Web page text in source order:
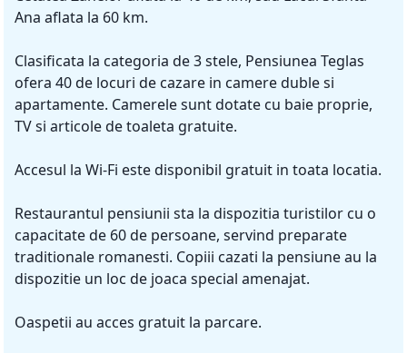
Ana aflata la 60 km.
Clasificata la categoria de 3 stele, Pensiunea Teglas
ofera 40 de locuri de cazare in camere duble si
apartamente. Camerele sunt dotate cu baie proprie,
TV si articole de toaleta gratuite.
Accesul la Wi-Fi este disponibil gratuit in toata locatia.
Restaurantul pensiunii sta la dispozitia turistilor cu o
capacitate de 60 de persoane, servind preparate
traditionale romanesti. Copiii cazati la pensiune au la
dispozitie un loc de joaca special amenajat.
Oaspetii au acces gratuit la parcare.